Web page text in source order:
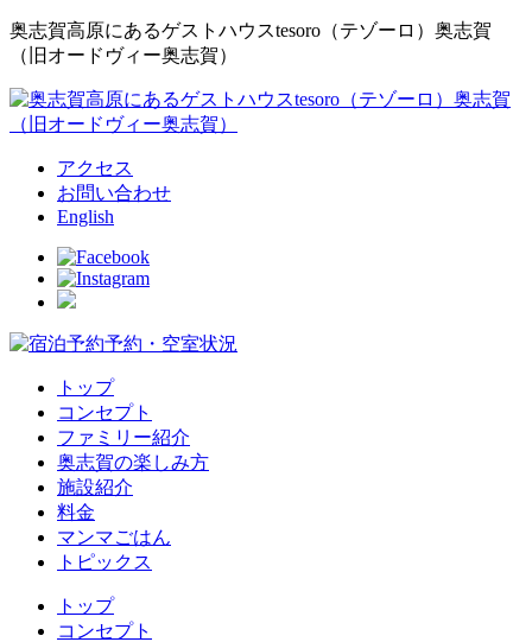
奥志賀高原にあるゲストハウスtesoro（テゾーロ）奥志賀
（旧オードヴィー奥志賀）
アクセス
お問い合わせ
English
予約・空室状況
トップ
コンセプト
ファミリー紹介
奥志賀の楽しみ方
施設紹介
料金
マンマごはん
トピックス
トップ
コンセプト